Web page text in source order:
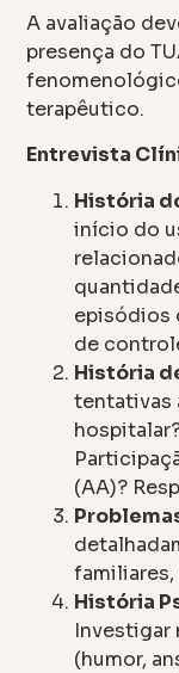
A avaliação
presença do
terapêutico.
Entrevista
História
início do
episódios
de
História
tentativas
(AA)?
História
Investigar
(humor,